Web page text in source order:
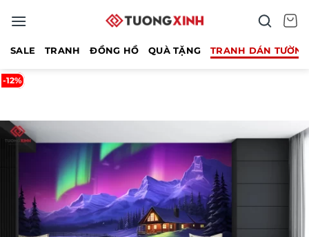
qua
SALE TRANH ĐỒNG HỒ QUÀ TẶNG TRANH DÁN
-12%